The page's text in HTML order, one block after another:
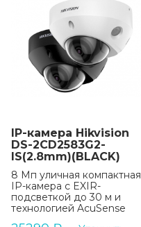
IP-камера Hikvision
DS-2CD2583G2-
IS(2.8mm)(BLACK)
8 Мп уличная компактная
IP-камера с EXIR-
подсветкой до 30 м и
технологией AcuSense